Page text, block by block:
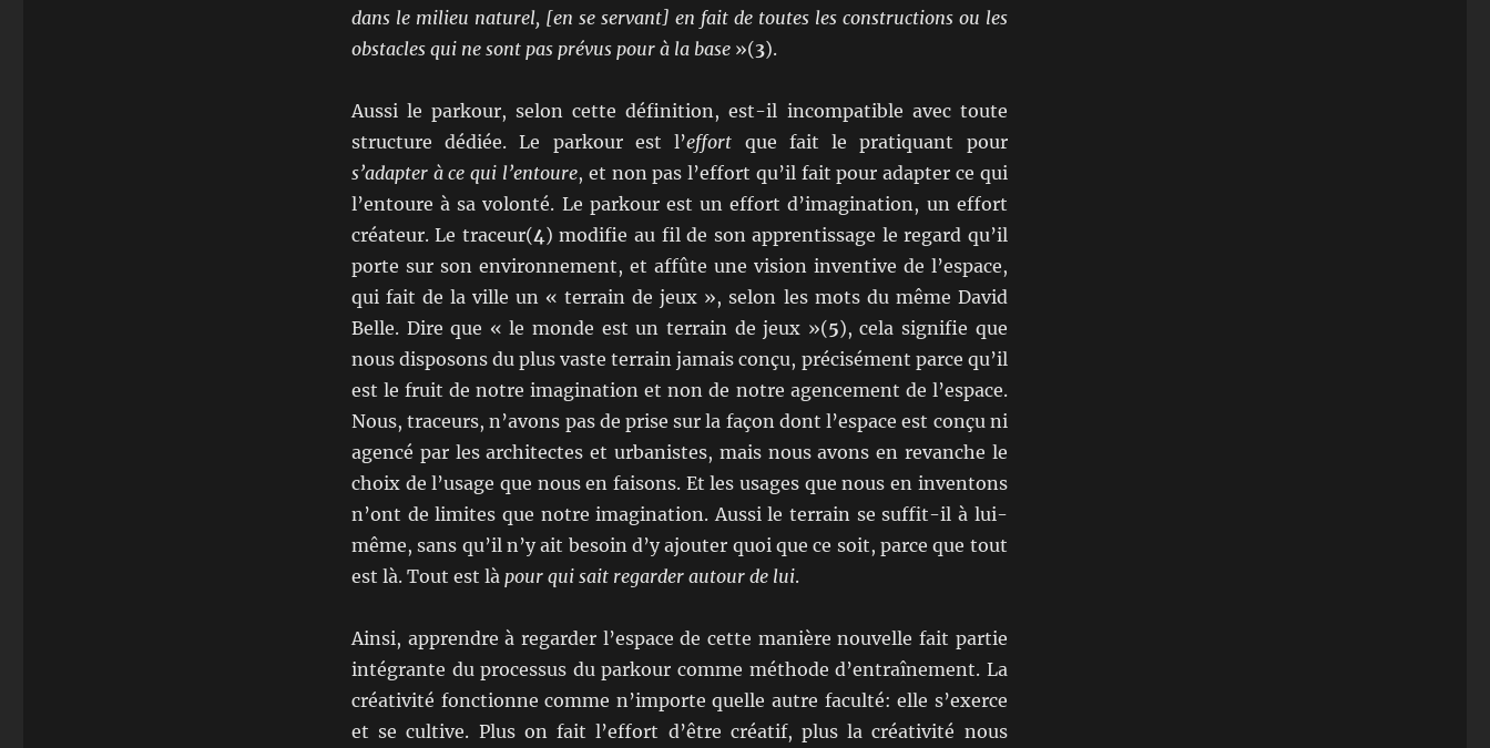
dans le milieu naturel, [en se servant] en fait de toutes les constructions ou les
obstacles qui ne sont pas prévus pour à la base»(3).
Aussi le parkour, selon cette définition, est-il incompatible avec toute
structure dédiée. Le parkour est l’effort que fait le pratiquant pour
s’adapter à ce qui l’entoure, et non pas l’effort qu’il fait pour adapter ce qui
l’entoure à sa volonté. Le parkour est un effort d’imagination, un effort
créateur. Le traceur(4) modifie au fil de son apprentissage le regard qu’il
porte sur son environnement, et affûte une vision inventive de l’espace,
qui fait de la ville un « terrain de jeux », selon les mots du même David
Belle. Dire que « le monde est un terrain de jeux »(5), cela signifie que
nous disposons du plus vaste terrain jamais conçu, précisément parce qu’il
est le fruit de notre imagination et non de notre agencement de l’espace.
Nous, traceurs, n’avons pas de prise sur la façon dont l’espace est conçu ni
agencé par les architectes et urbanistes, mais nous avons en revanche le
choix de l’usage que nous en faisons. Et les usages que nous en inventons
n’ont de limites que notre imagination. Aussi le terrain se suffit-il à lui-
même, sans qu’il n’y ait besoin d’y ajouter quoi que ce soit, parce que tout
est là. Tout est là pour qui sait regarder autour de lui.
Ainsi, apprendre à regarder l’espace de cette manière nouvelle fait partie
intégrante du processus du parkour comme méthode d’entraînement. La
créativité fonctionne comme n’importe quelle autre faculté: elle s’exerce
et se cultive. Plus on fait l’effort d’être créatif, plus la créativité nous